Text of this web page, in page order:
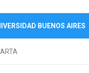
BUENOS AIRES